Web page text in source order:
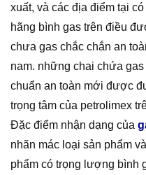
xuất, và các địa điểm tại
hãng bình gas trên điều
chưa gas chắc chắn an
nam. những chai chứa
chuẩn an toàn mới được
trọng tâm của petrolimex
Đặc điểm nhận dạng của
nhãn mác loại sản phẩm
phẩm có trọng lượng bình